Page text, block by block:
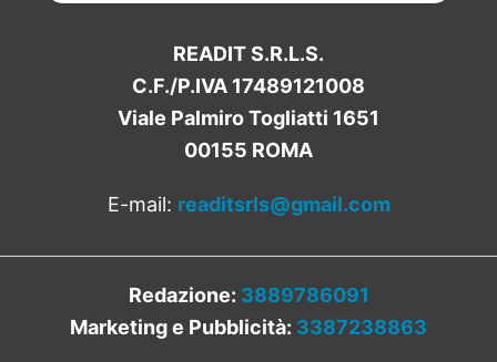
READIT S.R.L.S.
C.F./P.IVA 17489121008
Viale Palmiro Togliatti 1651
00155 ROMA
E-mail: readitsrls@gmail.com
Redazione: 3889786091
Marketing e Pubblicità: 3387238863